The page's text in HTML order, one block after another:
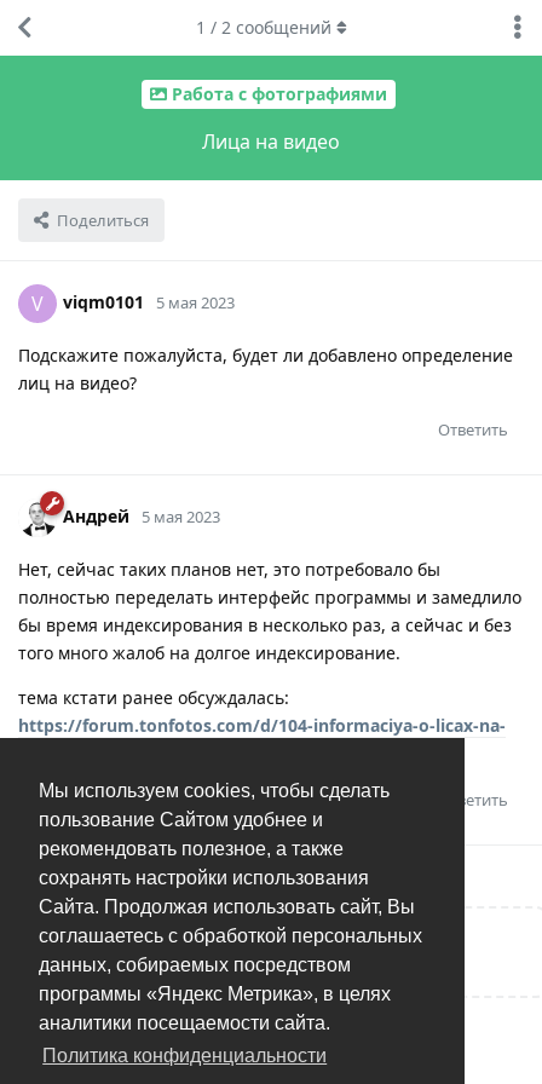
Мы используем cookies, чтобы сделать
пользование Сайтом удобнее и
рекомендовать полезное, а также
сохранять настройки использования
Сайта. Продолжая использовать сайт, Вы
соглашаетесь с обработкой персональных
данных, собираемых посредством
программы «Яндекс Метрика», в целях
аналитики посещаемости сайта.
Политика конфиденциальности
Работа с фотографиями
Лица на видео
Поделиться
1 / 2сообщений
V viqm0101 5 мая 2023
Подскажите пожалуйста, будет ли добавлено определение
лиц на видео?
Ответить
Андрей 5 мая 2023
Нет, сейчас таких планов нет, это потребовало бы
полностью переделать интерфейс программы и замедлило
бы время индексирования в несколько раз, а сейчас и без
того много жалоб на долгое индексирование.
тема кстати ранее обсуждалась:
https://forum.tonfotos.com/d/104-informaciya-o-licax-na-
Ответить
Написать ответ...